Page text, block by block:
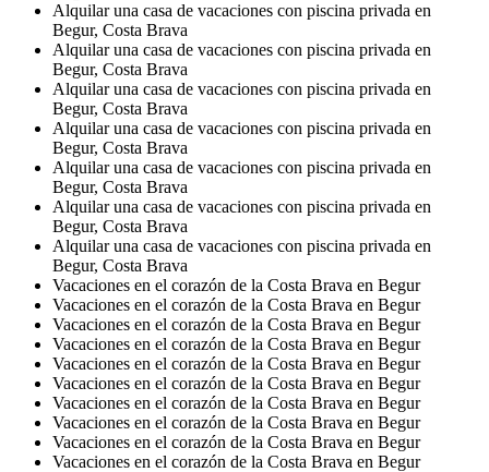
Alquilar una casa de vacaciones con piscina privada en
Begur, Costa Brava
Alquilar una casa de vacaciones con piscina privada en
Begur, Costa Brava
Alquilar una casa de vacaciones con piscina privada en
Begur, Costa Brava
Alquilar una casa de vacaciones con piscina privada en
Begur, Costa Brava
Alquilar una casa de vacaciones con piscina privada en
Begur, Costa Brava
Alquilar una casa de vacaciones con piscina privada en
Begur, Costa Brava
Alquilar una casa de vacaciones con piscina privada en
Begur, Costa Brava
Vacaciones en el corazón de la Costa Brava en Begur
Vacaciones en el corazón de la Costa Brava en Begur
Vacaciones en el corazón de la Costa Brava en Begur
Vacaciones en el corazón de la Costa Brava en Begur
Vacaciones en el corazón de la Costa Brava en Begur
Vacaciones en el corazón de la Costa Brava en Begur
Vacaciones en el corazón de la Costa Brava en Begur
Vacaciones en el corazón de la Costa Brava en Begur
Vacaciones en el corazón de la Costa Brava en Begur
Vacaciones en el corazón de la Costa Brava en Begur